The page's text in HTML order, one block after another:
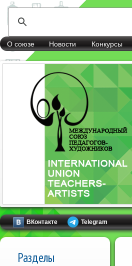
О союзе Новости Конкурсы
ВКонтакте Telegram
Разделы